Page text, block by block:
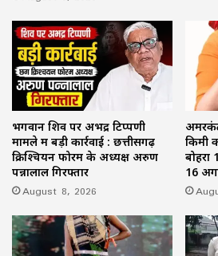
भगवान शिव पर अभद्र टिप्पणी
मामले में बड़ी कार्रवाई : छत्तीसगढ़
क्रिश्चियन फोरम के अध्यक्ष अरुण
पन्नालाल गिरफ्तार
August 8, 2026
किमी
बोहरा
16